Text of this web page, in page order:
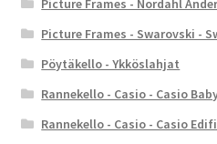
Picture Frames - Swarovski -
Pöytäkello - Ykköslahjat
Rannekello - Casio - Casio
Rannekello - Casio - Casio